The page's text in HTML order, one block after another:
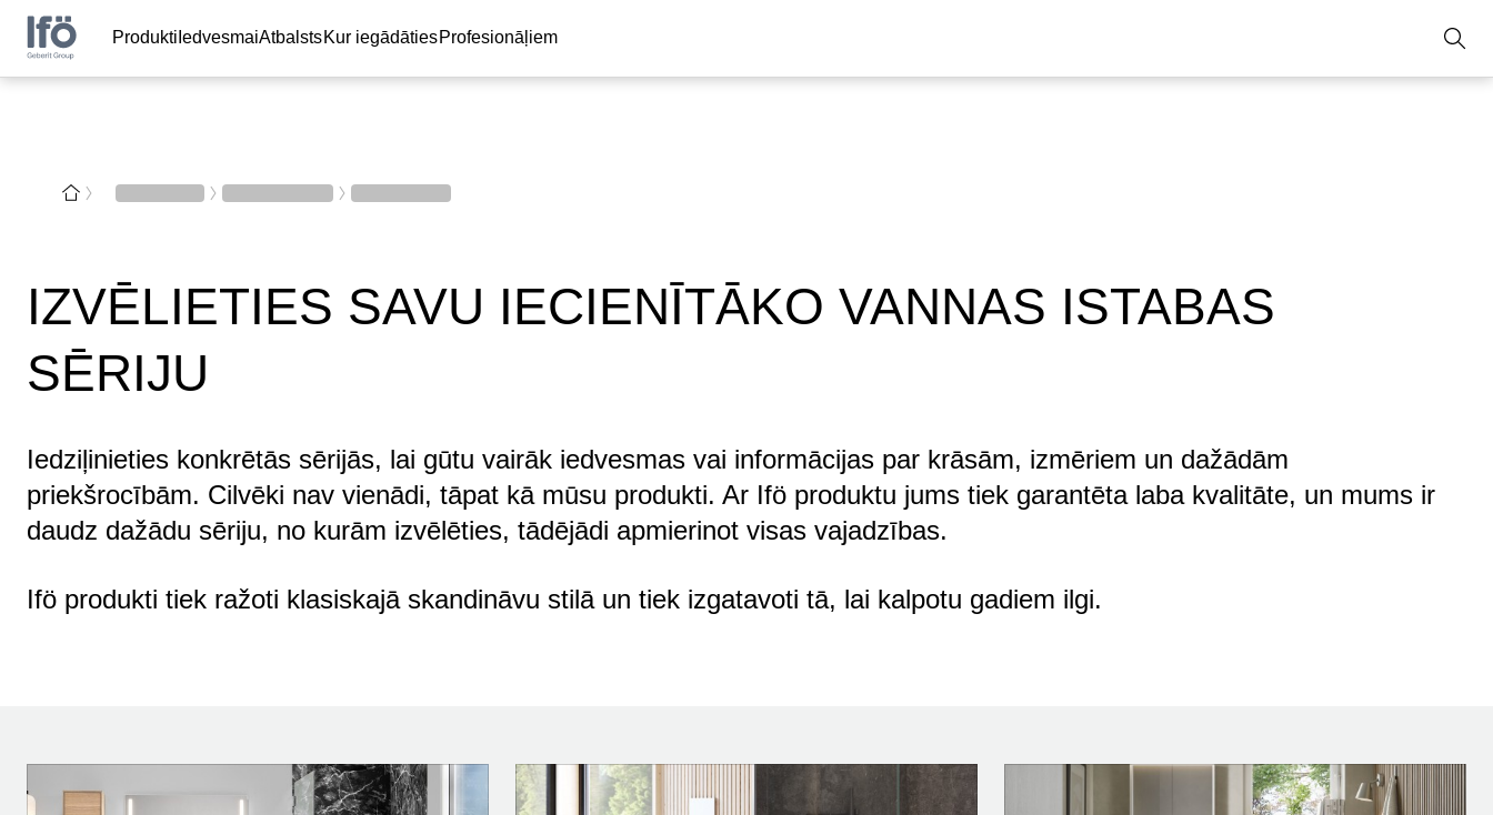
Produkti IedvesmaiAtbalstsKur iegādātiesProfesionāļiem
IZVĒLIETIES SAVU IECIENĪTĀKO VANNAS ISTABAS
SĒRIJU
Iedziļinieties konkrētās sērijās, lai gūtu vairāk iedvesmas vai informācijas par krāsām, izmēriem un dažādām
priekšrocībām. Cilvēki nav vienādi, tāpat kā mūsu produkti. Ar Ifö produktu jums tiek garantēta laba kvalitāte, un mums ir
daudz dažādu sēriju, no kurām izvēlēties, tādējādi apmierinot visas vajadzības.
Ifö produkti tiek ražoti klasiskajā skandināvu stilā un tiek izgatavoti tā, lai kalpotu gadiem ilgi.